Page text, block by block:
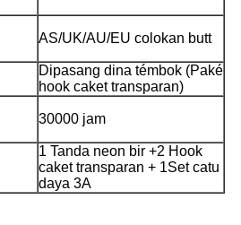
AS/UK/AU/EU colokan butt
Dipasang dina témbok (Paké
hook caket transparan)
30000 jam
1 Tanda neon bir +2 Hook
caket transparan + 1Set catu
daya 3A